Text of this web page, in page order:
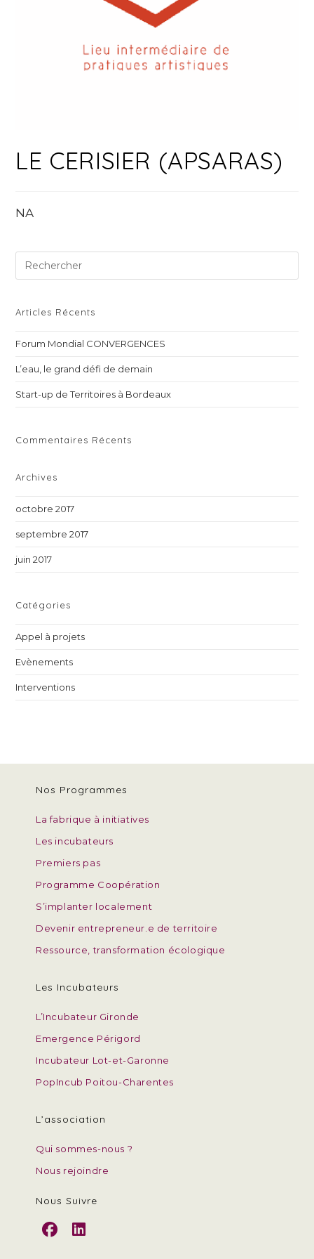
LE CERISIER (APSARAS)
NA
Articles Récents
Forum Mondial CONVERGENCES
L’eau, le grand défi de demain
Start-up de Territoires à Bordeaux
Commentaires Récents
Archives
octobre 2017
septembre 2017
juin 2017
Catégories
Appel à projets
Evènements
Interventions
Nos Programmes
La fabrique à initiatives
Les incubateurs
Premiers pas
Programme Coopération
S’implanter localement
Devenir entrepreneur.e de territoire
Ressource, transformation écologique
Les Incubateurs
L’Incubateur Gironde
Emergence Périgord
Incubateur Lot-et-Garonne
PopIncub Poitou-Charentes
L’association
Qui sommes-nous ?
Nous rejoindre
Nous Suivre